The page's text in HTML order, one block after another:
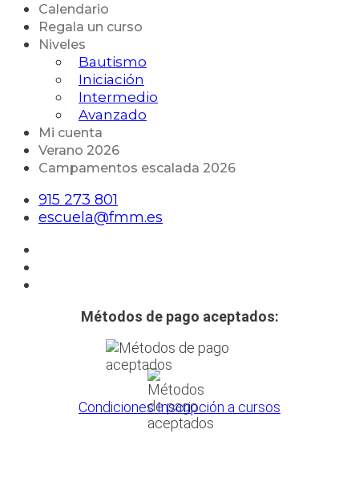
Calendario
Regala un curso
Niveles
Bautismo
Iniciación
Intermedio
Avanzado
Mi cuenta
Verano 2026
Campamentos escalada 2026
915 273 801
escuela@fmm.es
Métodos de pago aceptados:
Condiciones Inscripción a cursos